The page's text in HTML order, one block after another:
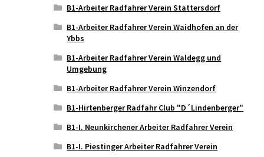
B1-Arbeiter Radfahrer Verein Stattersdorf
B1-Arbeiter Radfahrer Verein Waidhofen an der
Ybbs
B1-Arbeiter Radfahrer Verein Waldegg und
Umgebung
B1-Arbeiter Radfahrer Verein Winzendorf
B1-Hirtenberger Radfahr Club "D´Lindenberger"
B1-I. Neunkirchener Arbeiter Radfahrer Verein
B1-I. Piestinger Arbeiter Radfahrer Verein